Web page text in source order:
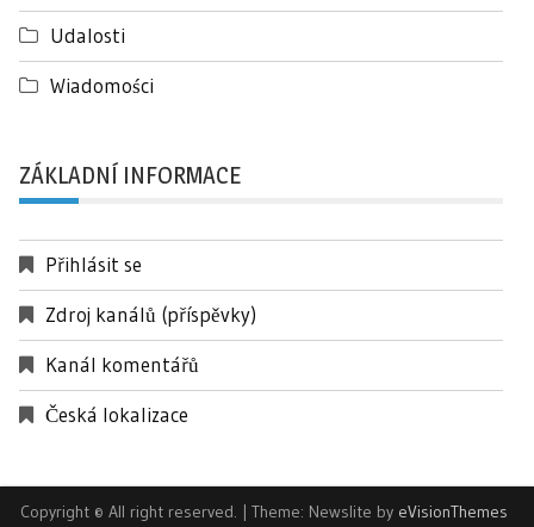
Udalosti
Wiadomości
ZÁKLADNÍ INFORMACE
Přihlásit se
Zdroj kanálů (příspěvky)
Kanál komentářů
Česká lokalizace
Copyright © All right reserved. Theme: Newslite by eVisionThemes